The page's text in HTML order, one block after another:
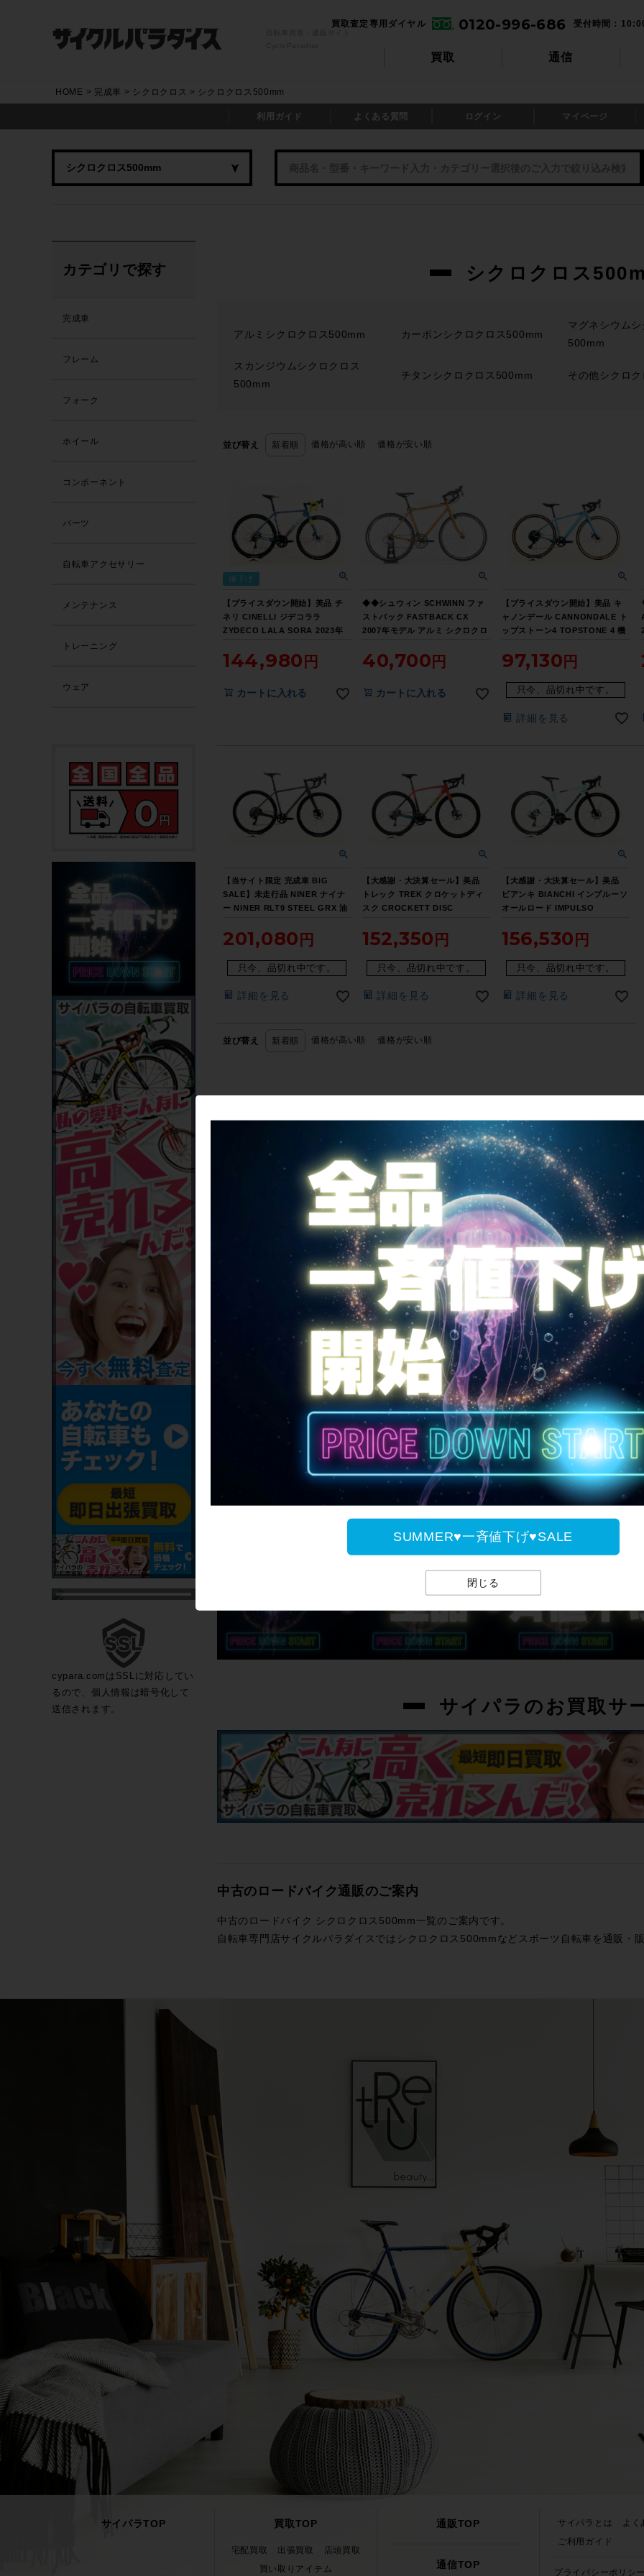
買取 通信
買取査定専用ダイヤル 0120-996-686 受付時間：
SUMMER♥一斉値下げ♥SALE
閉じる
HOME 完成車 シクロクロス シクロクロス500mm
利用ガイド よくある質問 ログイン マイページ
シクロクロス
アルミシクロクロス500mm カーボンシクロクロス500mm
マグネシウム
500mm
スカンジウムシクロクロス
500mm
チタンシクロクロス500mm その他シクロ
並び替え 新着順 価格が高い順 価格が安い順
値下げ
【プライスダウン開始】美品 チ
ネリ CINELLI ジデコララ
ZYDECO LALA SORA 2023年
サイズ ミスターブルースカイ
【お買い得SALE】
144,980
カートに入れる
◆◆シュウィン SCHWINN ファ
ストバック FASTBACK CX
2007年モデル アルミ シクロクロ
2x10速（サイクルパラダイス大
阪より配送）
40,700
カートに入れる
【プライスダウン開始】美品 キ
ャノンデール CANNONDALE ト
ップストーン4 TOPSTONE 4 機
ド ロードバイク XSサイズ アル
パイン【お買い得SALE】
97,130
只今、品切れ中です。
詳細を見る
【当サイト限定 完成車 BIG
SALE】未走行品 NINER ナイナ
ー NINER RLT9 STEEL GRX 油
リロードバイク 47サイズ グレー
☆【期間限定 6/26 午前10時迄】
201,080
只今、品切れ中です。
詳細を見る
【大感謝・大決算セール】美品
トレック TREK クロケットディ
スク CROCKETT DISC
クロクロス 52サイズ レッド/ブラ
ック/ブルー【期間限定 2/26 午前
10時迄】
152,350
只今、品切れ中です。
詳細を見る
【大感謝・大決算セール】美品
ビアンキ BIANCHI インプルーソ
オールロード IMPULSO
年 グラベルロード 470サイズ チ
ェレステ【期間限定 2/26 午前10
時迄】
156,530
只今、品切れ中です。
詳細を見る
並び替え 新着順 価格が高い順 価格が安い順
ご案内
全国送料無料
SUMMER♥一斉値下
サイパラのお買取サ
中古のロードバイク通販のご案内
中古のロードバイク シクロクロス500mm一覧のご案内です。
自転車専門店サイクルパラダイスではシクロクロス500mmなどスポーツ自転車を通販・
カテゴリで探す
完成車
フレーム
フォーク
ホイール
コンポーネント
パーツ
自転車アクセサリー
メンテナンス
トレーニング
ウェア
cypara.comはSSLに対応してい
るので、個人情報は暗号化して
送信されます。
サイパラTOP 買取TOP
宅配買取 出張買取
店頭買取
買い取りアイテム
通販TOP
通信TOP
サイパラとは
よく
ご利用ガイド
プライバシーポリシ